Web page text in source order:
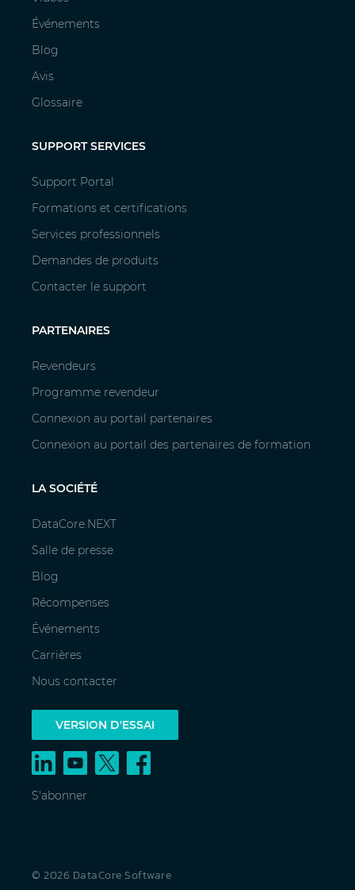
Événements
Blog
Avis
Glossaire
SUPPORT SERVICES
Support Portal
Formations et certifications
Services professionnels
Demandes de produits
Contacter le support
PARTENAIRES
Revendeurs
Programme revendeur
Connexion au portail partenaires
Connexion au portail des partenaires de formation
LA SOCIÉTÉ
DataCore.NEXT
Salle de presse
Blog
Récompenses
Événements
Carrières
Nous contacter
VERSION D'ESSAI
S'abonner
© 2026 DataCore Software